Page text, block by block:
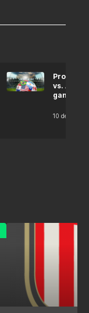
vs.
gana
10 de abril